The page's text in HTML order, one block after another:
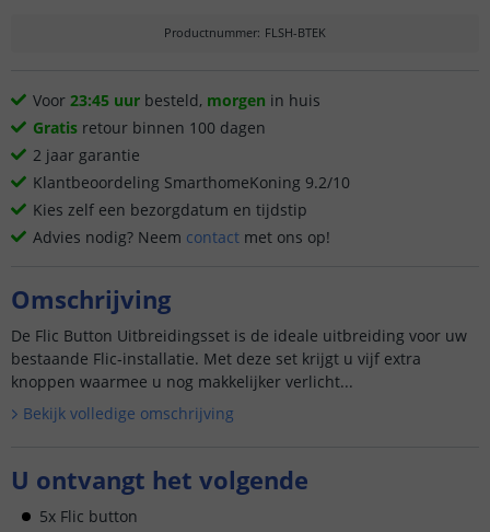
Productnummer: FLSH-BTEK
Voor 23:45 uur besteld, morgen in huis
Gratis retour binnen 100 dagen
2 jaar garantie
Klantbeoordeling SmarthomeKoning 9.2/10
Kies zelf een bezorgdatum en tijdstip
Advies nodig? Neem contact met ons op!
Omschrijving
De Flic Button Uitbreidingsset is de ideale uitbreiding voor uw
bestaande Flic‑installatie. Met deze set krijgt u vijf extra
knoppen waarmee u nog makkelijker verlicht...
Bekijk volledige omschrijving
U ontvangt het volgende
5x Flic button